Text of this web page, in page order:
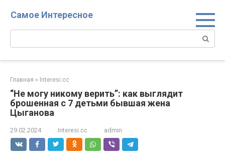
Самое Интересное
Поиск:
Главная » Interesi.cc
“Не могу никому верить”: как выглядит
брошенная с 7 детьми бывшая жена
Цыганова
29.02.2024 Interesi.cc admin